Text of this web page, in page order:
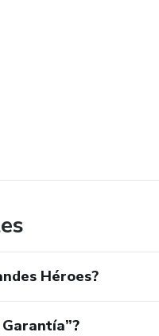
Héroes?